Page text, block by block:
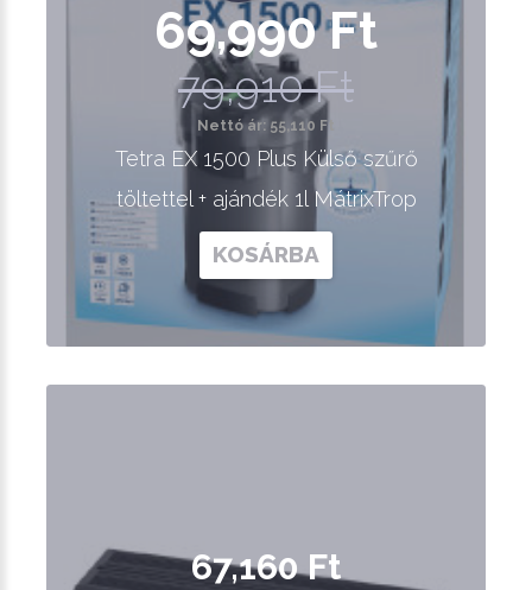
69,990 Ft
79,910 Ft
Nettó ár: 55,110 Ft
Tetra EX 1500 Plus Külső szűrő
töltettel + ajándék 1l MátrixTrop
KOSÁRBA
67,160 Ft